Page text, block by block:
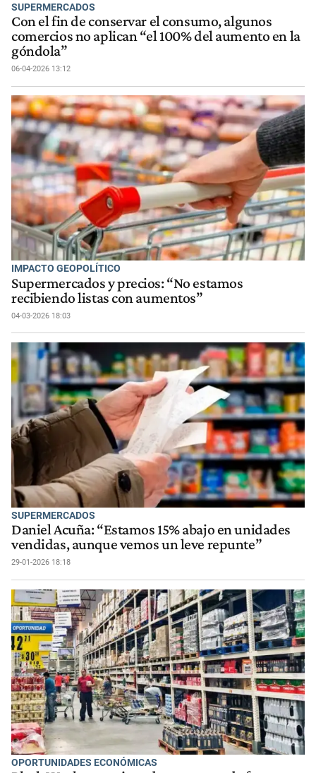
SUPERMERCADOS
Con el fin de conservar el consumo, algunos
comercios no aplican “el 100% del aumento en la
góndola”
06-04-2026 13:12
IMPACTO GEOPOLÍTICO
Supermercados y precios: “No estamos
recibiendo listas con aumentos”
04-03-2026 18:03
SUPERMERCADOS
Daniel Acuña: “Estamos 15% abajo en unidades
vendidas, aunque vemos un leve repunte”
29-01-2026 18:18
OPORTUNIDADES ECONÓMICAS